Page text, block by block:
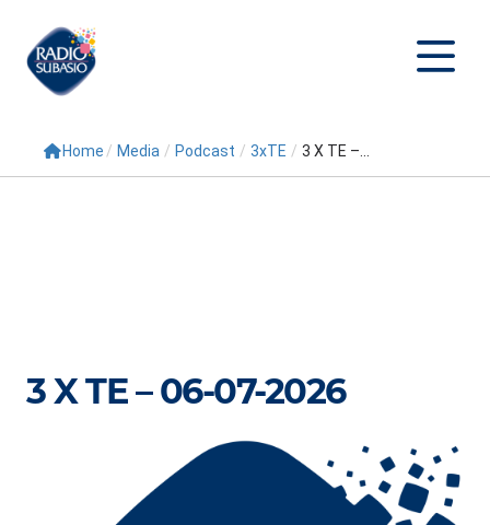
Cerca
Conduttori
Podcast
Home / Media / Podcast / 3xTE / 3 X TE –...
3 X TE – 06-07-2026